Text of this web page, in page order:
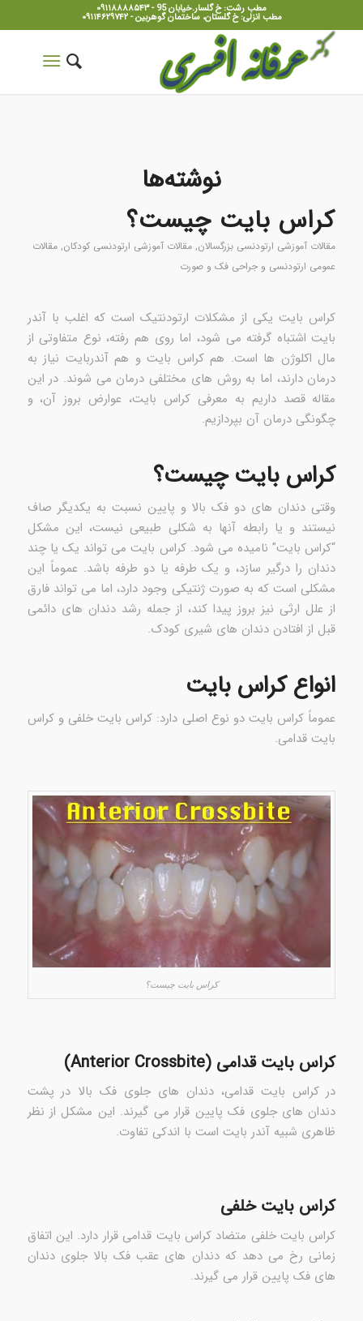
مطب رشت: خ گلسار.خیابان 95 - ۰۹۱۱۸۸۸۸۵۴۳
مطب انزلی: خ گلستان، ساختمان گوهربین - ۰۹۱۱۴۶۲۹۷۴۲
نوشته‌ها
کراس بایت چیست؟
مقالات آموزشی ارتودنسی بزرگسالان, مقالات آموزشی ارتودنسی کودکان, مقالات
عمومی ارتودنسی و جراحی فک و صورت
کراس بایت یکی از مشکلات ارتودنتیک است که اغلب با آندر
بایت اشتباه گرفته می شود، اما روی هم رفته، نوع متفاوتی از
مال اکلوژن ها است. هم کراس بایت و هم آندربایت نیاز به
درمان دارند، اما به روش های مختلفی درمان می شوند. در این
مقاله قصد داریم به معرفی کراس بایت، عوارض بروز آن، و
چگونگی درمان آن بپردازیم.
کراس بایت چیست؟
وقتی دندان های دو فک بالا و پایین نسبت به یکدیگر صاف
نیستند و یا رابطه آنها به شکلی طبیعی نیست، این مشکل
“کراس بایت” نامیده می شود. کراس بایت می تواند یک یا چند
دندان را درگیر سازد، و یک طرفه یا دو طرفه باشد. عموماً این
مشکلی است که به صورت ژنتیکی وجود دارد، اما می تواند فارق
از علل ارثی نیز بروز پیدا کند، از جمله رشد دندان های دائمی
قبل از افتادن دندان های شیری کودک.
انواع کراس بایت
عموماً کراس بایت دو نوع اصلی دارد: کراس بایت خلفی و کراس
بایت قدامی.
کراس بایت چیست؟
کراس بایت قدامی (Anterior Crossbite)
در کراس بایت قدامی، دندان های جلوی فک بالا در پشت
دندان های جلوی فک پایین قرار می گیرند. این مشکل از نظر
ظاهری شبیه آندر بایت است با اندکی تفاوت.
کراس بایت خلفی
کراس بایت خلفی متضاد کراس بایت قدامی قرار دارد. این اتفاق
زمانی رخ می دهد که دندان های عقب فک بالا جلوی دندان
های فک پایین قرار می گیرند.